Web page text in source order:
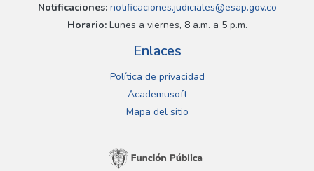
Notificaciones:notificaciones.judiciales@esap.gov.co
Horario:Lunes a viernes, 8 a.m. a 5 p.m.
Enlaces
Política de privacidad
Academusoft
Mapa del sitio